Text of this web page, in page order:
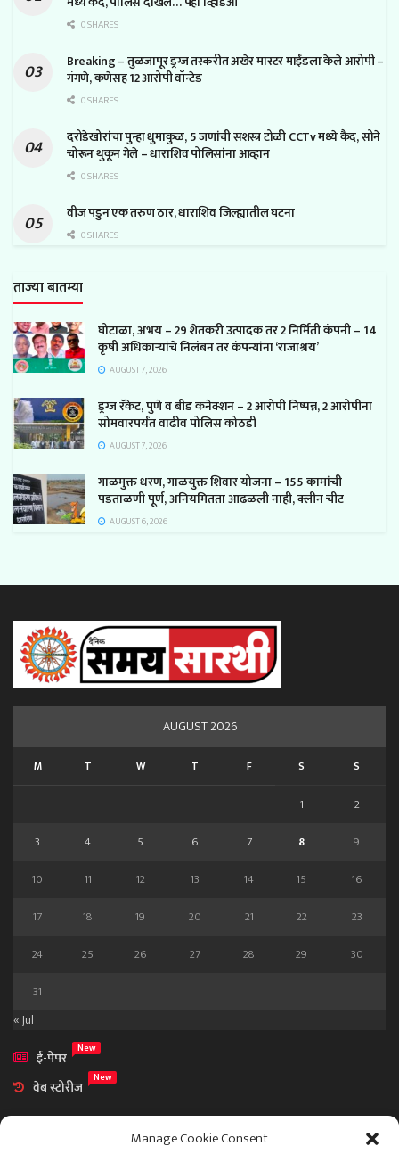
Manage Cookie Consent
0 SHARES
Breaking – तुळजापूर ड्रग्ज तस्करीत अखेर मास्टर माईंडला केले आरोपी –
गंगणे, कणेसह 12 आरोपी वॉन्टेड
0 SHARES
दरोडेखोरांचा पुन्हा धुमाकुळ, 5 जणांची सशस्त्र टोळी CCTv मध्ये कैद, सोने
चोरून थुकून गेले – धाराशिव पोलिसांना आव्हान
0 SHARES
वीज पडुन एक तरुण ठार, धाराशिव जिल्ह्यातील घटना
0 SHARES
ताज्या बातम्या
घोटाळा, अभय – 29 शेतकरी उत्पादक तर 2 निर्मिती कंपनी – 14
कृषी अधिकाऱ्यांचे निलंबन तर कंपन्यांना ‘राजाश्रय’
AUGUST 7, 2026
ड्रग्ज रॅकेट, पुणे व बीड कनेक्शन – 2 आरोपी निष्पन्न, 2 आरोपीना
सोमवारपर्यंत वाढीव पोलिस कोठडी
AUGUST 7, 2026
गाळमुक्त धरण, गाळयुक्त शिवार योजना – 155 कामांची
पडताळणी पूर्ण, अनियमितता आढळली नाही, क्लीन चीट
AUGUST 6, 2026
AUGUST 2026
M T W T F S S
1
2
3
4 5 6 7 8
9
10
11 12 13 14 15
16
17
18 19 20 21 22
23
24
25 26 27 28 29
30
31
« Jul
ई-पेपर
New
वेब स्टोरीज New